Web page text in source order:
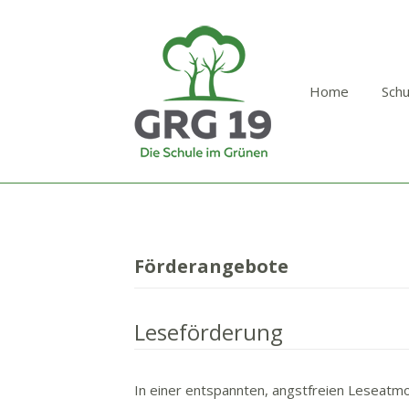
Home
Förderangebote
Leseförderung
In einer entspannten, angstfreien